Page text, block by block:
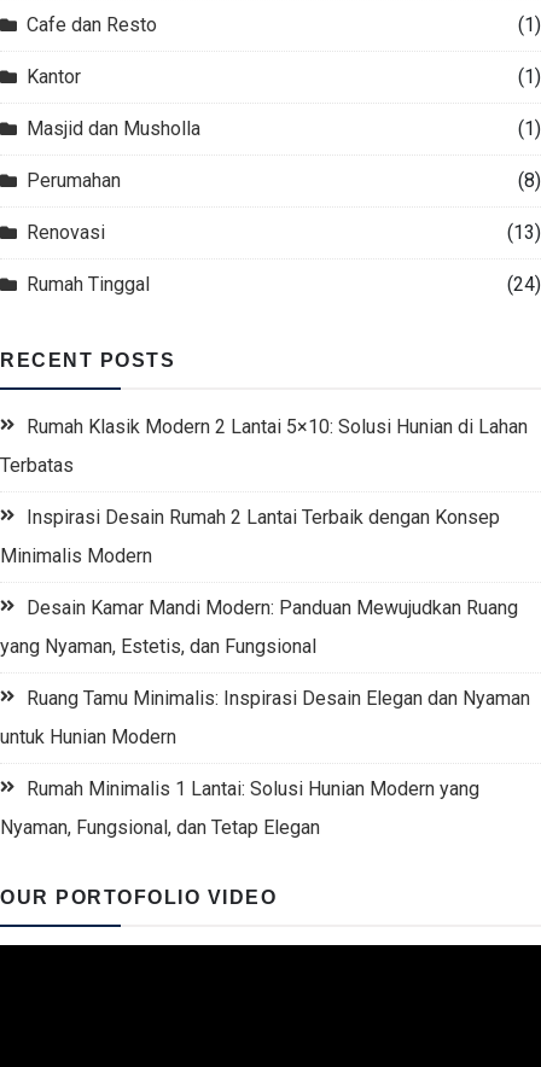
Cafe dan Resto (1)
Kantor (1)
Masjid dan Musholla (1)
Perumahan (8)
Renovasi (13)
Rumah Tinggal (24)
RECENT POSTS
Rumah Klasik Modern 2 Lantai 5×10: Solusi Hunian di Lahan
Terbatas
Inspirasi Desain Rumah 2 Lantai Terbaik dengan Konsep
Minimalis Modern
Desain Kamar Mandi Modern: Panduan Mewujudkan Ruang
yang Nyaman, Estetis, dan Fungsional
Ruang Tamu Minimalis: Inspirasi Desain Elegan dan Nyaman
untuk Hunian Modern
Rumah Minimalis 1 Lantai: Solusi Hunian Modern yang
Nyaman, Fungsional, dan Tetap Elegan
OUR PORTOFOLIO VIDEO